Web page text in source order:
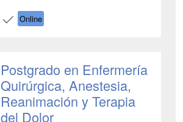
Online
Postgrado en Enfermería
Quirúrgica, Anestesia,
Reanimación y Terapia
del Dolor